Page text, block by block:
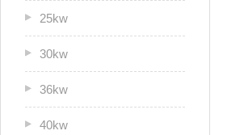
25kw
30kw
36kw
40kw